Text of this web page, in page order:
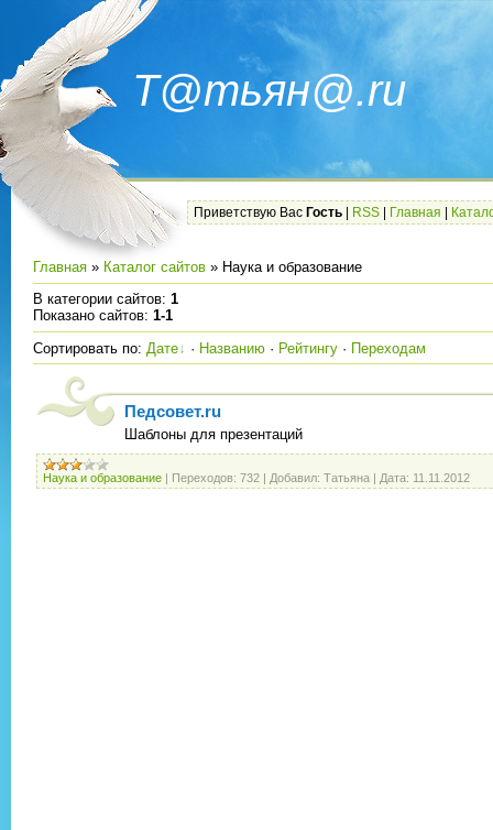
Т@тьян@.ru
Приветствую Вас Гость RSS Главная
Главная » Каталог сайтов » Наука и образование
В категории сайтов: 1
Показано сайтов: 1-1
Сортировать по: Дате · Названию · Рейтингу · Переходам
Педсовет.ru
Шаблоны для презентаций
Наука и образование | Переходов: 732 | Добавил: Татьяна | Дата: 11.11.2012